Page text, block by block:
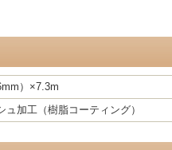
）×7.3m
加工（樹脂コーティング）